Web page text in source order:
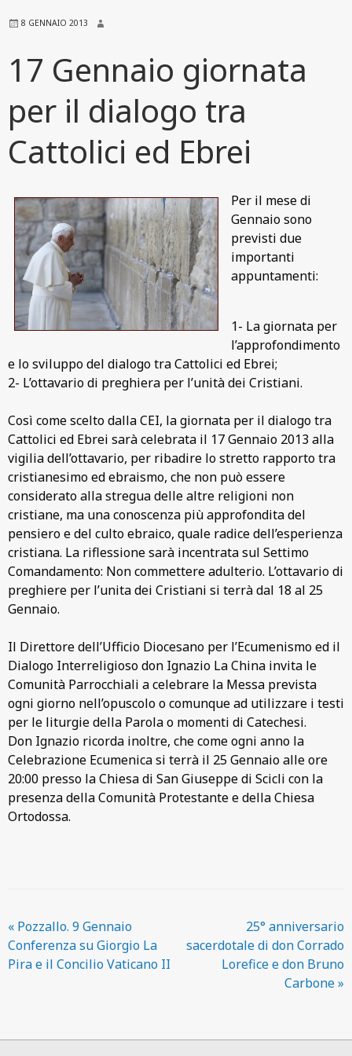
8 GENNAIO 2013
17 Gennaio giornata
per il dialogo tra
Cattolici ed Ebrei
Per il mese di
Gennaio sono
previsti due
importanti
appuntamenti:
1- La giornata per
l’approfondimento
e lo sviluppo del dialogo tra Cattolici ed Ebrei;
2- L’ottavario di preghiera per l’unità dei Cristiani.
Così come scelto dalla CEI, la giornata per il dialogo tra
Cattolici ed Ebrei sarà celebrata il 17 Gennaio 2013 alla
vigilia dell’ottavario, per ribadire lo stretto rapporto tra
cristianesimo ed ebraismo, che non può essere
considerato alla stregua delle altre religioni non
cristiane, ma una conoscenza più approfondita del
pensiero e del culto ebraico, quale radice dell’esperienza
cristiana. La riflessione sarà incentrata sul Settimo
Comandamento: Non commettere adulterio. L’ottavario di
preghiere per l’unita dei Cristiani si terrà dal 18 al 25
Gennaio.
Il Direttore dell’Ufficio Diocesano per l’Ecumenismo ed il
Dialogo Interreligioso don Ignazio La China invita le
Comunità Parrocchiali a celebrare la Messa prevista
ogni giorno nell’opuscolo o comunque ad utilizzare i testi
per le liturgie della Parola o momenti di Catechesi.
Don Ignazio ricorda inoltre, che come ogni anno la
Celebrazione Ecumenica si terrà il 25 Gennaio alle ore
20:00 presso la Chiesa di San Giuseppe di Scicli con la
presenza della Comunità Protestante e della Chiesa
Ortodossa.
« Pozzallo. 9 Gennaio
Conferenza su Giorgio La
Pira e il Concilio Vaticano II
25° anniversario
sacerdotale di don Corrado
Lorefice e don Bruno
Carbone»